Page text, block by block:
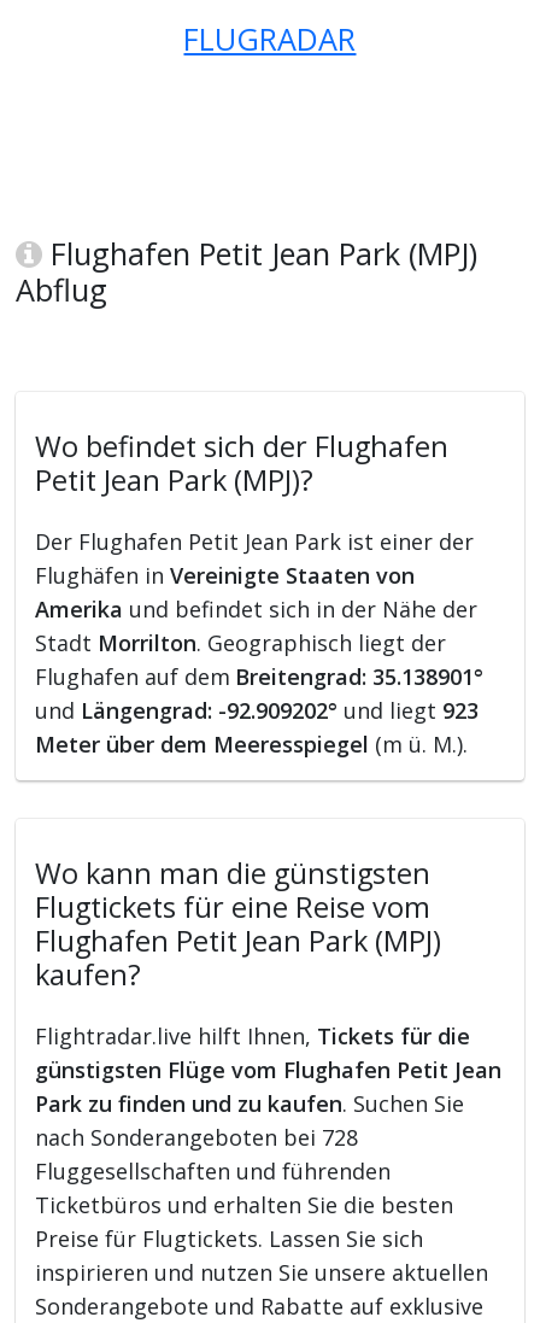
FLUGRADAR
Flughafen Petit Jean Park (MPJ)
Abflug
Wo befindet sich der Flughafen
Petit Jean Park (MPJ)?
Der Flughafen Petit Jean Park ist einer der
Flughäfen inVereinigte Staaten von
Amerika und befindet sich in der Nähe der
Stadt Morrilton. Geographisch liegt der
Flughafen auf dem Breitengrad: 35.138901°
und Längengrad: -92.909202° und liegt 923
Meter über dem Meeresspiegel (m ü. M.).
Wo kann man die günstigsten
Flugtickets für eine Reise vom
Flughafen Petit Jean Park (MPJ)
kaufen?
Flightradar.live hilft Ihnen, Tickets für die
günstigsten Flüge vom Flughafen Petit Jean
Park zu finden und zu kaufen. Suchen Sie
nach Sonderangeboten bei 728
Fluggesellschaften und führenden
Ticketbüros und erhalten Sie die besten
Preise für Flugtickets. Lassen Sie sich
inspirieren und nutzen Sie unsere aktuellen
Sonderangebote und Rabatte auf exklusive